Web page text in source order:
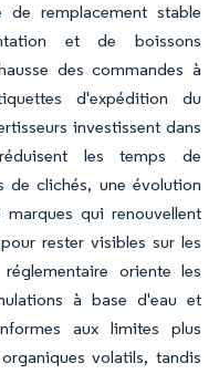
de remplacement stable
et de boissons
des commandes à
d'expédition du
investissent dans
les temps de
de clichés, une évolution
qui renouvellent
rester visibles sur les
oriente les
à base d'eau et
aux limites plus
volatils, tandis